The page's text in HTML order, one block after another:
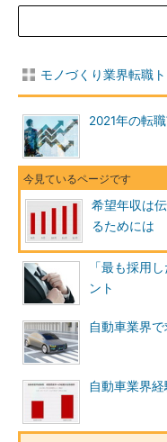
モノづくり業界転職
2021年の転
希望年収は
るためには
「最も採用
ント
自動車業界
自動車業界